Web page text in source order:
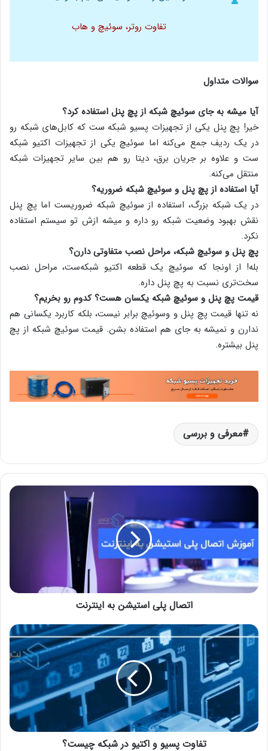
تفاوت روتر، سوئیچ و هاب
سوالات متداول
آیا میشه به جای سوئیچ شبکه از پچ پنل استفاده کرد؟
خیر! پچ پنل یکی از تجهیزات پسیو شبکه ست که کابل‌های شبکه رو
در یک ردیف جمع می‌کنه اما سوئیچ یکی از تجهیزات اکتیو شبکه
ست و علاوه بر جریان برق، دیتا رو هم بین سایر تجهیزات شبکه
منتقل می‌کنه.
آیا استفاده از پچ پنل و سوئیچ شبکه ضروریه؟
در یک شبکه بزرگ، استفاده از سوئیچ شبکه ضروریست اما پچ پنل
نقش بهبود وضعیت شبکه رو داره و میشه ازش تو سیستم استفاده
نکرد.
پچ پنل و سوئیچ شبکه، مراحل نصب متفاوتی دارن؟
بله! از اونجا که سوئیچ یک قطعه اکتیو شبکه‌ست، مراحل نصب
سخت‌تری نسبت به پچ پنل داره.
قیمت پچ پنل و سوئیچ شبکه یکسان هست؟ کدوم رو بخریم؟
نه تنها قیمت پچ پنل و وسوئیچ برابر نیست، بلکه کاربرد یکسانی هم
ندارن و نمیشه به جای هم استفاده بشن. قیمت سوئیچ شبکه از پچ
پنل بیشتره.
معرفی و بررسی
اتصال پلی استیشن به اینترنت
تفاوت پسیو و اکتیو در شبکه چیست؟